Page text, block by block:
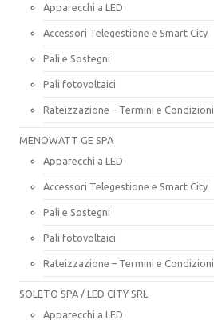
Apparecchi a LED
Accessori Telegestione e Smart City
Pali e Sostegni
Pali fotovoltaici
Rateizzazione – Termini e Condizioni
MENOWATT GE SPA
Apparecchi a LED
Accessori Telegestione e Smart City
Pali e Sostegni
Pali fotovoltaici
Rateizzazione – Termini e Condizioni
SOLETO SPA / LED CITY SRL
Apparecchi a LED